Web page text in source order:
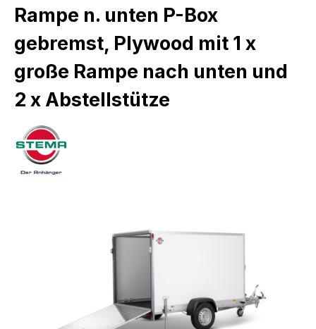
Rampe n. unten P-Box
gebremst, Plywood mit 1 x
große Rampe nach unten und
2 x Abstellstütze